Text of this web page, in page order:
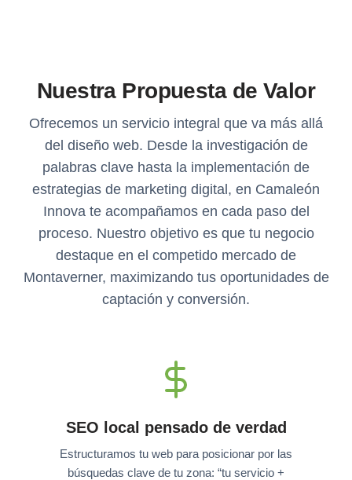
Nuestra Propuesta de Valor
Ofrecemos un servicio integral que va más allá
del diseño web. Desde la investigación de
palabras clave hasta la implementación de
estrategias de marketing digital, en Camaleón
Innova te acompañamos en cada paso del
proceso. Nuestro objetivo es que tu negocio
destaque en el competido mercado de
Montaverner, maximizando tus oportunidades de
captación y conversión.
SEO local pensado de verdad
Estructuramos tu web para posicionar por las
búsquedas clave de tu zona: “tu servicio +